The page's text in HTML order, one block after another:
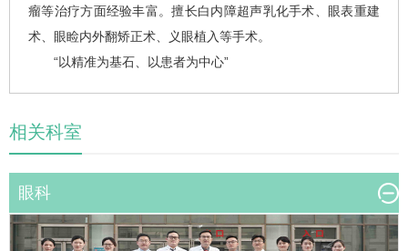
瘤等治疗方面经验丰富。擅长白内障超声乳化手术、眼表重建
术、眼睑内外翻矫正术、义眼植入等手术。
“以精准为基石、以患者为中心”
相关科室
眼科